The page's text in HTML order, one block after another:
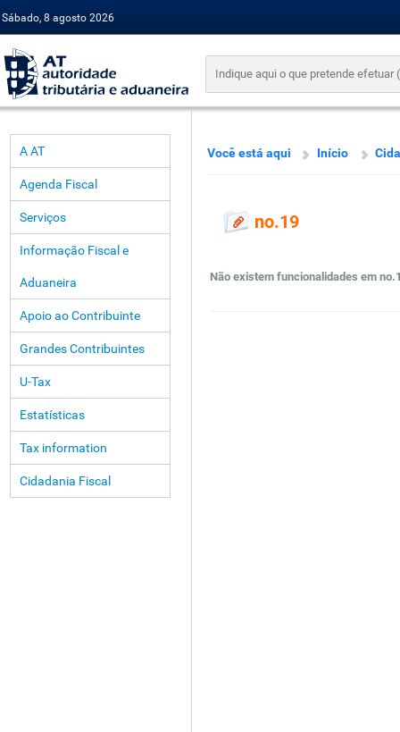
Sábado, 8 agosto 2026
A AT
Agenda Fiscal
Serviços
Informação Fiscal e
Aduaneira
Apoio ao Contribuinte
Grandes Contribuintes
U-Tax
Estatísticas
Tax information
Cidadania Fiscal
Você está aqui Início
no.19
Não existem funcionalidades em